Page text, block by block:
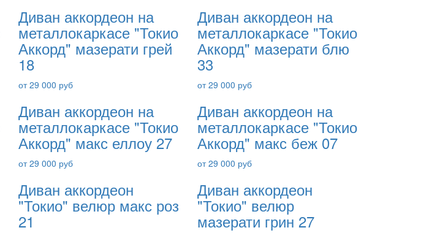
Диван аккордеон на
металлокаркасе "Токио
Аккорд" мазерати грей
18
от 29 000 руб
Диван аккордеон на
металлокаркасе "Токио
Аккорд" мазерати блю
33
от 29 000 руб
Диван аккордеон на
металлокаркасе "Токио
Аккорд" макс еллоу 27
от 29 000 руб
Диван аккордеон на
металлокаркасе "Токио
Аккорд" макс беж 07
от 29 000 руб
Диван аккордеон
"Токио" велюр макс роз
21
Диван аккордеон
"Токио" велюр
мазерати грин 27